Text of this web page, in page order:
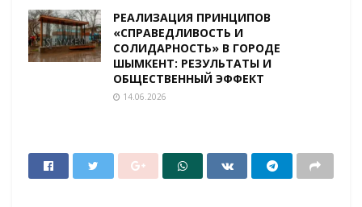
РЕАЛИЗАЦИЯ ПРИНЦИПОВ
«СПРАВЕДЛИВОСТЬ И
СОЛИДАРНОСТЬ» В ГОРОДЕ
ШЫМКЕНТ: РЕЗУЛЬТАТЫ И
ОБЩЕСТВЕННЫЙ ЭФФЕКТ
14.06.2026